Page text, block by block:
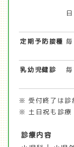
定期予防接種
乳幼児健診
※ 受付終了は診
※ 土日祝も診療
診療内容